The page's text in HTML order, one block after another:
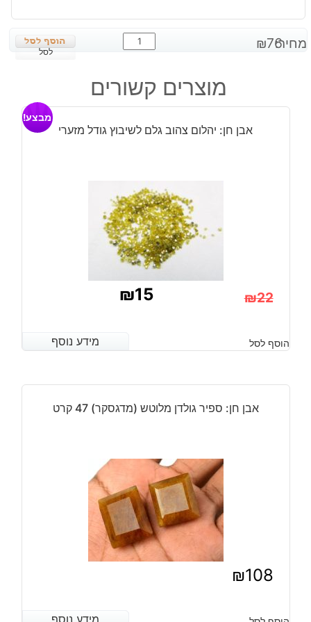
מחיר: ₪76
כמות
של
אי
זהב
לשיבוץ
26
מ"מ
במשקל:
כ
19
קרט
לסל
מוצרים קשורים
אבן חן: יהלום צהוב גלם לשיבוץ גודל מזערי
מבצע!
₪22
המקורי
₪15
הנוכחי
מידע נוסף הוסף לסל מידע נוסף
אבן חן: ספיר גולדן מלוטש (מדגסקר) 47 קרט
₪108